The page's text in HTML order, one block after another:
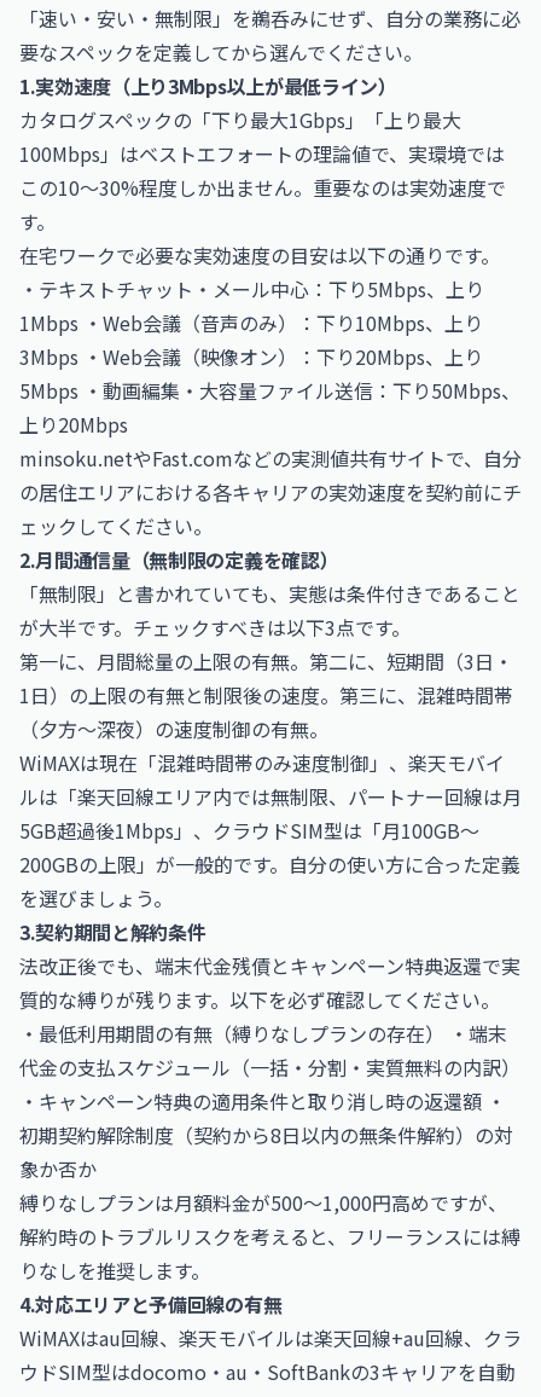
「速い・安い・無制限」を鵜呑みにせず、自分の業務に必
要なスペックを定義してから選んでください。
1.実効速度（上り3Mbps以上が最低ライン）
カタログスペックの「下り最大1Gbps」「上り最大
100Mbps」はベストエフォートの理論値で、実環境では
この10〜30%程度しか出ません。重要なのは実効速度で
す。
在宅ワークで必要な実効速度の目安は以下の通りです。
・テキストチャット・メール中心：下り5Mbps、上り
1Mbps ・Web会議（音声のみ）：下り10Mbps、上り
3Mbps ・Web会議（映像オン）：下り20Mbps、上り
5Mbps ・動画編集・大容量ファイル送信：下り50Mbps、
上り20Mbps
minsoku.netやFast.comなどの実測値共有サイトで、自分
の居住エリアにおける各キャリアの実効速度を契約前にチ
ェックしてください。
2.月間通信量（無制限の定義を確認）
「無制限」と書かれていても、実態は条件付きであること
が大半です。チェックすべきは以下3点です。
第一に、月間総量の上限の有無。第二に、短期間（3日・
1日）の上限の有無と制限後の速度。第三に、混雑時間帯
（夕方〜深夜）の速度制御の有無。
WiMAXは現在「混雑時間帯のみ速度制御」、楽天モバイ
ルは「楽天回線エリア内では無制限、パートナー回線は月
5GB超過後1Mbps」、クラウドSIM型は「月100GB〜
200GBの上限」が一般的です。自分の使い方に合った定義
を選びましょう。
3.契約期間と解約条件
法改正後でも、端末代金残債とキャンペーン特典返還で実
質的な縛りが残ります。以下を必ず確認してください。
・最低利用期間の有無（縛りなしプランの存在） ・端末
代金の支払スケジュール（一括・分割・実質無料の内訳）
・キャンペーン特典の適用条件と取り消し時の返還額 ・
初期契約解除制度（契約から8日以内の無条件解約）の対
象か否か
縛りなしプランは月額料金が500〜1,000円高めですが、
解約時のトラブルリスクを考えると、フリーランスには縛
りなしを推奨します。
4.対応エリアと予備回線の有無
WiMAXはau回線、楽天モバイルは楽天回線+au回線、クラ
ウドSIM型はdocomo・au・SoftBankの3キャリアを自動